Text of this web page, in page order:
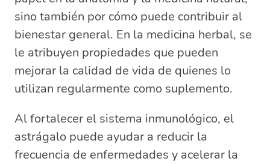
sino también por cómo puede contribuir al
bienestar general. En la medicina herbal, se
le atribuyen propiedades que pueden
mejorar la calidad de vida de quienes lo
utilizan regularmente como suplemento.
Al fortalecer el sistema inmunológico, el
astrágalo puede ayudar a reducir la
frecuencia de enfermedades y acelerar la